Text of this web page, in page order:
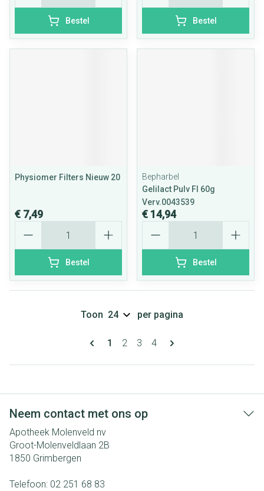
Bestel Bestel
Physiomer Filters Nieuw 20
€ 7,49
Bestel
Bepharbel
Gelilact Pulv Fl 60g
Verv.0043539
€ 14,94
Bestel
Pagina's
U lees momenteel pagina
1 Pagina
2 Pagina
3 Pagina
4
Toon per pagina
Neem contact met ons op
Apotheek Molenveld nv
Groot-Molenveldlaan 2B
1850 Grimbergen
Telefoon: 02 251 68 83